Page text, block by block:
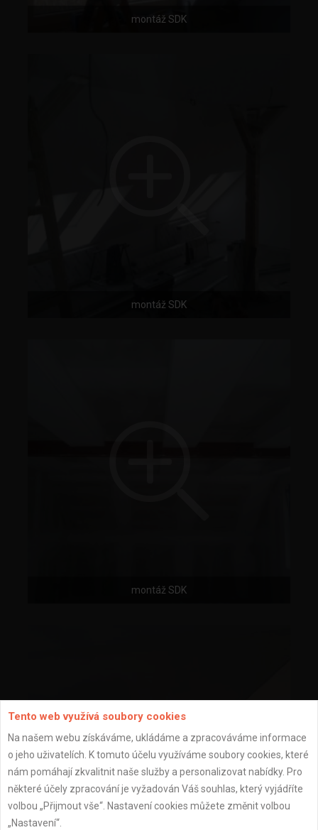
montáž SDK
montáž SDK
montáž SDK
Tento web využívá soubory cookies
Na našem webu získáváme, ukládáme a zpracováváme informace
o jeho uživatelích. K tomuto účelu využíváme soubory cookies, které
nám pomáhají zkvalitnit naše služby a personalizovat nabídky. Pro
některé účely zpracování je vyžadován Váš souhlas, který vyjádříte
volbou „Přijmout vše“. Nastavení cookies můžete změnit volbou
„Nastavení“.